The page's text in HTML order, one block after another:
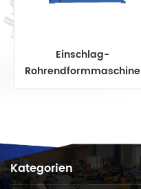
Einschlag-
Rohrendformmaschine
Kategorien